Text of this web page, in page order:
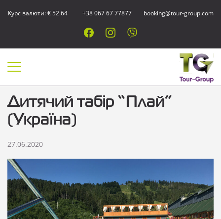
Курс валюти: € 52.64 +38 067 67 77877 booking@tour-group.com
Дитячий табір “Плай”
(Україна)
27.06.2020